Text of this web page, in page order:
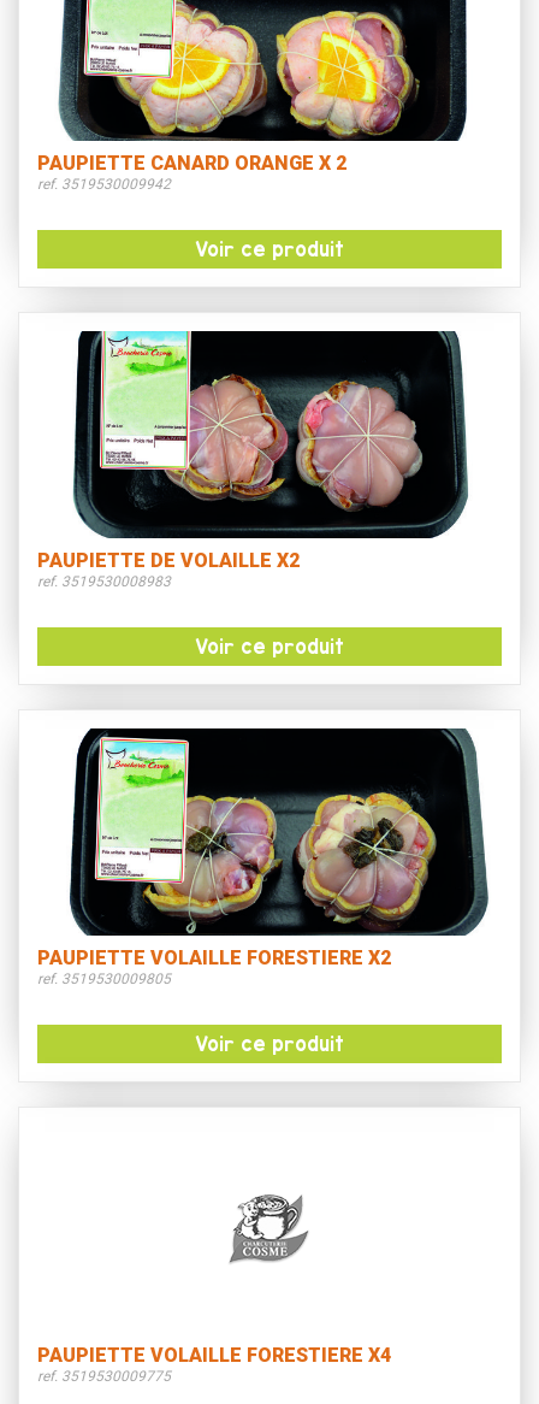
PAUPIETTE CANARD ORANGE X 2
ref. 3519530009942
Voir ce produit
PAUPIETTE DE VOLAILLE X2
ref. 3519530008983
Voir ce produit
PAUPIETTE VOLAILLE FORESTIERE X2
ref. 3519530009805
Voir ce produit
PAUPIETTE VOLAILLE FORESTIERE X4
ref. 3519530009775